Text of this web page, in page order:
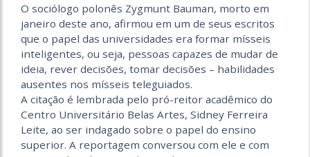
O sociólogo polonês Zygmunt Bauman, morto em
janeiro deste ano, afirmou em um de seus escritos
que o papel das universidades era formar mísseis
inteligentes, ou seja, pessoas capazes de mudar de
ideia, rever decisões, tomar decisões – habilidades
ausentes nos mísseis teleguiados.
A citação é lembrada pelo pró-reitor acadêmico do
Centro Universitário Belas Artes, Sidney Ferreira
Leite, ao ser indagado sobre o papel do ensino
superior. A reportagem conversou com ele e com